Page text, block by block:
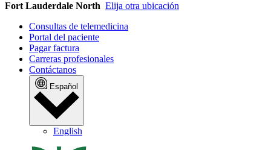
Fort Lauderdale North Elija otra ubicación
Consultas de telemedicina
Portal del paciente
Pagar factura
Carreras profesionales
Contáctanos
Español
English